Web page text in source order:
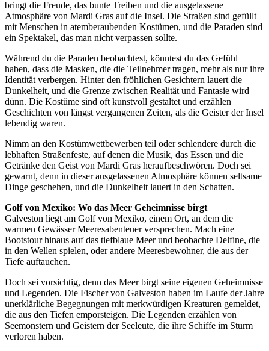
bringt die Freude, das bunte Treiben und die ausgelassene
Atmosphäre von Mardi Gras auf die Insel. Die Straßen sind gefüllt
mit Menschen in atemberaubenden Kostümen, und die Paraden sind
ein Spektakel, das man nicht verpassen sollte.
Während du die Paraden beobachtest, könntest du das Gefühl
haben, dass die Masken, die die Teilnehmer tragen, mehr als nur ihre
Identität verbergen. Hinter den fröhlichen Gesichtern lauert die
Dunkelheit, und die Grenze zwischen Realität und Fantasie wird
dünn. Die Kostüme sind oft kunstvoll gestaltet und erzählen
Geschichten von längst vergangenen Zeiten, als die Geister der Insel
lebendig waren.
Nimm an den Kostümwettbewerben teil oder schlendere durch die
lebhaften Straßenfeste, auf denen die Musik, das Essen und die
Getränke den Geist von Mardi Gras heraufbeschwören. Doch sei
gewarnt, denn in dieser ausgelassenen Atmosphäre können seltsame
Dinge geschehen, und die Dunkelheit lauert in den Schatten.
Golf von Mexiko: Wo das Meer Geheimnisse birgt
Galveston liegt am Golf von Mexiko, einem Ort, an dem die
warmen Gewässer Meeresabenteuer versprechen. Mach eine
Bootstour hinaus auf das tiefblaue Meer und beobachte Delfine, die
in den Wellen spielen, oder andere Meeresbewohner, die aus der
Tiefe auftauchen.
Doch sei vorsichtig, denn das Meer birgt seine eigenen Geheimnisse
und Legenden. Die Fischer von Galveston haben im Laufe der Jahre
unerklärliche Begegnungen mit merkwürdigen Kreaturen gemeldet,
die aus den Tiefen emporsteigen. Die Legenden erzählen von
Seemonstern und Geistern der Seeleute, die ihre Schiffe im Sturm
verloren haben.